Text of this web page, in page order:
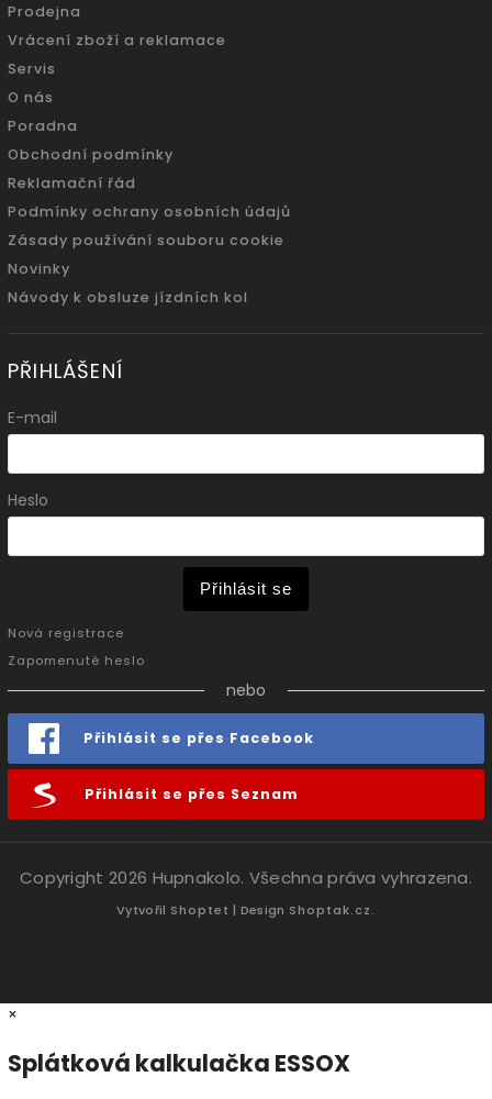
Prodejna
Vrácení zboží a reklamace
Servis
O nás
Poradna
Obchodní podmínky
Reklamační řád
Podmínky ochrany osobních údajů
Zásady používání souboru cookie
Novinky
Návody k obsluze jízdních kol
PŘIHLÁŠENÍ
E-mail
Heslo
Přihlásit se
Nová registrace
Zapomenuté heslo
nebo
Přihlásit se přes Facebook
Přihlásit se přes Seznam
Copyright 2026 Hupnakolo. Všechna práva vyhrazena.
Vytvořil Shoptet | Design Shoptak.cz.
×
Splátková kalkulačka ESSOX